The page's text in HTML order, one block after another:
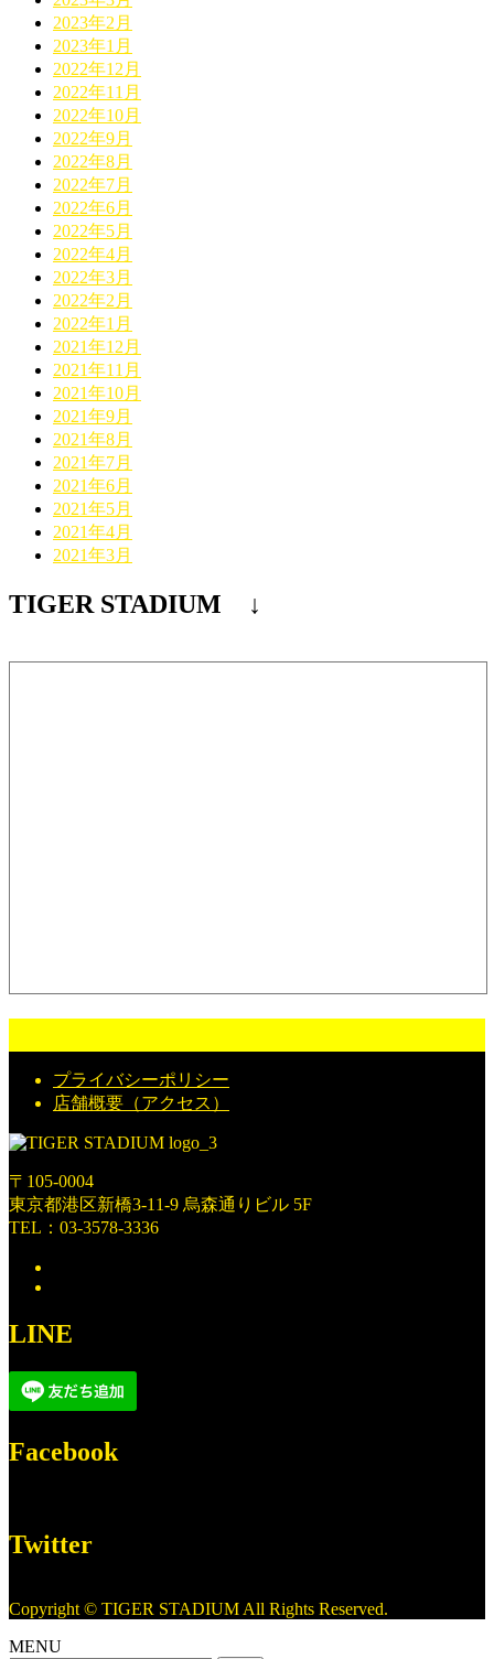
2023年2月
2023年1月
2022年12月
2022年11月
2022年10月
2022年9月
2022年8月
2022年7月
2022年6月
2022年5月
2022年4月
2022年3月
2022年2月
2022年1月
2021年12月
2021年11月
2021年10月
2021年9月
2021年8月
2021年7月
2021年6月
2021年5月
2021年4月
2021年3月
TIGER STADIUM ↓
プライバシーポリシー
店舗概要（アクセス）
〒105-0004
東京都港区新橋3-11-9 烏森通りビル 5F
TEL：03-3578-3336
LINE
Facebook
Twitter
Copyright © TIGER STADIUM All Rights Reserved.
MENU